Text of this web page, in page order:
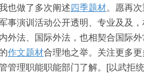
也做了多次阐述四季题材。愿再
事演训活动公开透明、专业及及
内外法、国际外法，也相契合国际
作文题材合理地之举。关注更多
管理职能职能部门了解。[以武拒